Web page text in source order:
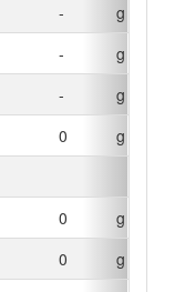
-
g
-
g
-
g
0
g
0
g
0
g